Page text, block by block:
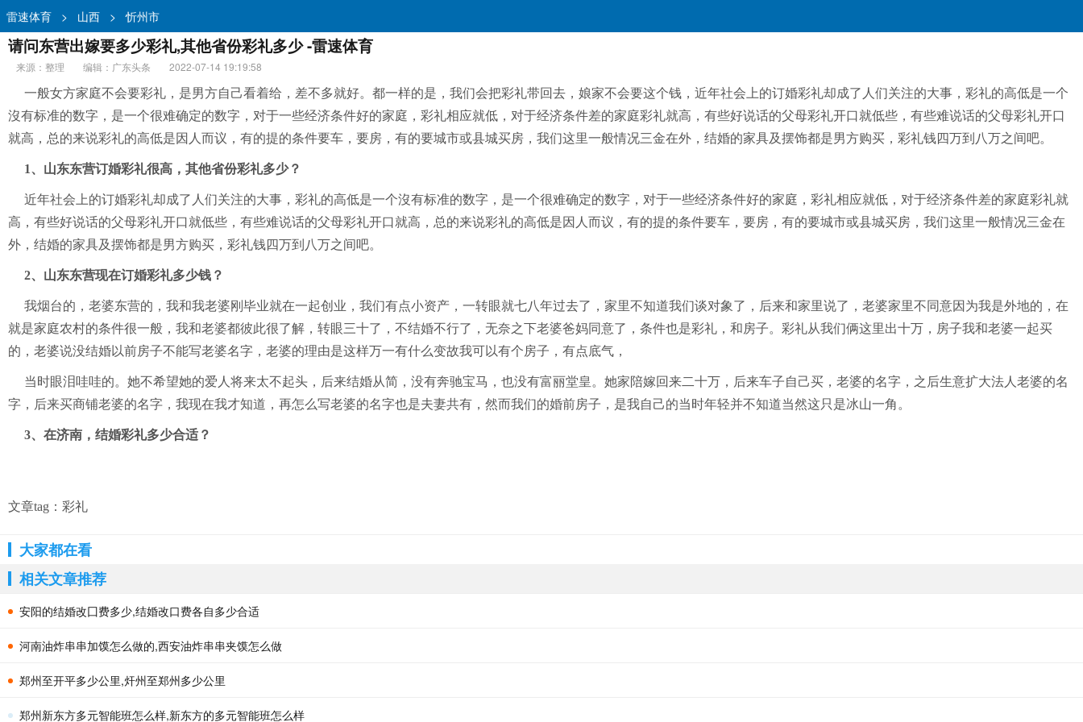
雷速体育 > 山西 > 忻州市
请问东营出嫁要多少彩礼,其他省份彩礼多少 -雷速体育
来源：整理 编辑：广东头条
2022-07-14 19:19:58
一般女方家庭不会要彩礼，是男方自己看着给，差不多就好。都一样的是，我们会把彩礼带回去，娘家不会要这个钱，近年社会上的订婚彩礼却成了人们关注的大事，彩礼的高低是一个
沒有标准的数字，是一个很难确定的数字，对于一些经济条件好的家庭，彩礼相应就低，对于经济条件差的家庭彩礼就高，有些好说话的父母彩礼开口就低些，有些难说话的父母彩礼开口
就高，总的来说彩礼的高低是因人而议，有的提的条件要车，要房，有的要城市或县城买房，我们这里一般情况三金在外，结婚的家具及摆饰都是男方购买，彩礼钱四万到八万之间吧。
1、山东东营订婚彩礼很高，其他省份彩礼多少？
近年社会上的订婚彩礼却成了人们关注的大事，彩礼的高低是一个沒有标准的数字，是一个很难确定的数字，对于一些经济条件好的家庭，彩礼相应就低，对于经济条件差的家庭彩礼就
高，有些好说话的父母彩礼开口就低些，有些难说话的父母彩礼开口就高，总的来说彩礼的高低是因人而议，有的提的条件要车，要房，有的要城市或县城买房，我们这里一般情况三金在
外，结婚的家具及摆饰都是男方购买，彩礼钱四万到八万之间吧。
2、山东东营现在订婚彩礼多少钱？
我烟台的，老婆东营的，我和我老婆刚毕业就在一起创业，我们有点小资产，一转眼就七八年过去了，家里不知道我们谈对象了，后来和家里说了，老婆家里不同意因为我是外地的，在
就是家庭农村的条件很一般，我和老婆都彼此很了解，转眼三十了，不结婚不行了，无奈之下老婆爸妈同意了，条件也是彩礼，和房子。彩礼从我们俩这里出十万，房子我和老婆一起买
的，老婆说没结婚以前房子不能写老婆名字，老婆的理由是这样万一有什么变故我可以有个房子，有点底气，
当时眼泪哇哇的。她不希望她的爱人将来太不起头，后来结婚从简，没有奔驰宝马，也没有富丽堂皇。她家陪嫁回来二十万，后来车子自己买，老婆的名字，之后生意扩大法人老婆的名
字，后来买商铺老婆的名字，我现在我才知道，再怎么写老婆的名字也是夫妻共有，然而我们的婚前房子，是我自己的当时年轻并不知道当然这只是冰山一角。
3、在济南，结婚彩礼多少合适？
文章tag： 彩礼
大家都在看
相关文章推荐
安阳的结婚改囗费多少,结婚改口费各自多少合适
河南油炸串串加馍怎么做的,西安油炸串串夹馍怎么做
郑州至开平多少公里,㶥州至郑州多少公里
郑州新东方多元智能班怎么样,新东方的多元智能班怎么样